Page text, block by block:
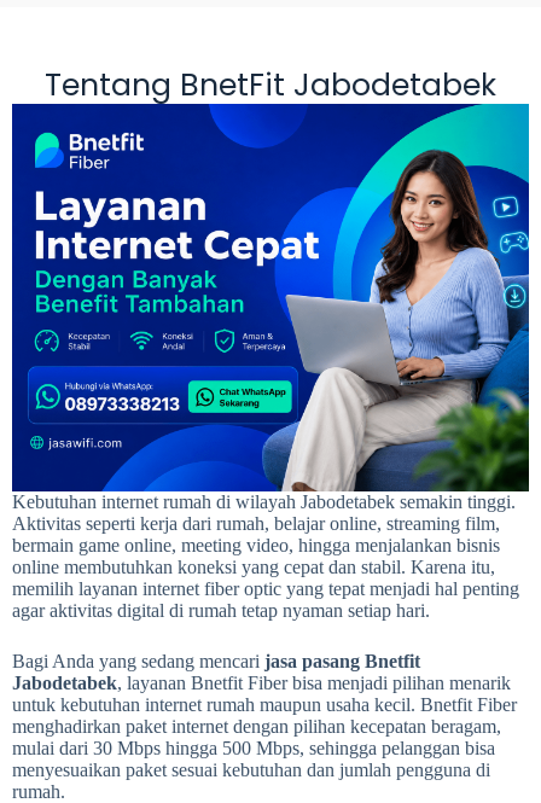
Tentang BnetFit Jabodetabek
Kebutuhan internet rumah di wilayah Jabodetabek semakin tinggi.
Aktivitas seperti kerja dari rumah, belajar online, streaming film,
bermain game online, meeting video, hingga menjalankan bisnis
online membutuhkan koneksi yang cepat dan stabil. Karena itu,
memilih layanan internet fiber optic yang tepat menjadi hal penting
agar aktivitas digital di rumah tetap nyaman setiap hari.
Bagi Anda yang sedang mencari jasa pasang Bnetfit
Jabodetabek, layanan Bnetfit Fiber bisa menjadi pilihan menarik
untuk kebutuhan internet rumah maupun usaha kecil. Bnetfit Fiber
menghadirkan paket internet dengan pilihan kecepatan beragam,
mulai dari 30 Mbps hingga 500 Mbps, sehingga pelanggan bisa
menyesuaikan paket sesuai kebutuhan dan jumlah pengguna di
rumah.